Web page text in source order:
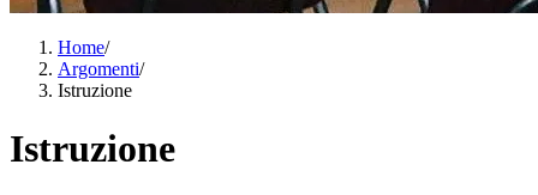
Home/
Argomenti/
Istruzione
Istruzione